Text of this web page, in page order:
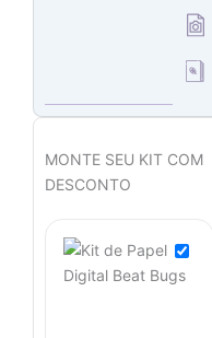
MONTE SEU KIT COM
DESCONTO
preço
preço
preço
preço